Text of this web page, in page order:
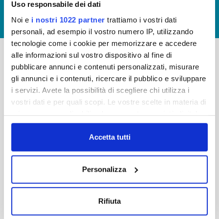
Uso responsabile dei dati
Noi e i nostri 1022 partner trattiamo i vostri dati
personali, ad esempio il vostro numero IP, utilizzando
tecnologie come i cookie per memorizzare e accedere
alle informazioni sul vostro dispositivo al fine di
pubblicare annunci e contenuti personalizzati, misurare
gli annunci e i contenuti, ricercare il pubblico e sviluppare
i servizi. Avete la possibilità di scegliere chi utilizza i
vostri dati e per quali scopi. Le vostre scelte in materia di
in cui avete effettuato le vostre scelte. È possibile
modificare o revocare il proprio consenso in qualsiasi
momento dalla Dichiarazione sui cookie o facendo clic
Con il tuo consenso, vorremmo anche:
raccogliere informazioni sulla tua posizione
Accetta tutti
Personalizza
Rifiuta
LAVORA CON NOI
Publiacqua S.p.A
Via Villamagna 90/c -
50126 Fi
Tel. +39 055688903
Reg Imprese Firenze
-
FAQ
PRIVACY POLICY
COOKIE
WHISTLEBLOWING
CREDITS